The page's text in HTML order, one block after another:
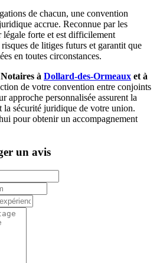
de chacun, une convention
accrue. Reconnue par les
forte et est difficilement
de litiges futurs et garantit que
en toutes circonstances.
à Dollard-des-Ormeaux et à
de votre convention entre conjoints
approche personnalisée assurent la
la sécurité juridique de votre union.
pour obtenir un accompagnement
un avis